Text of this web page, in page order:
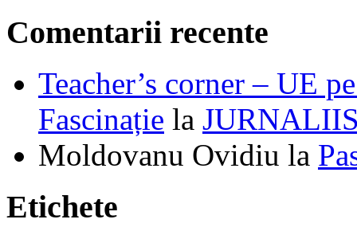
Comentarii recente
Teacher’s corner – UE
Fascinație la
Moldovanu Ovidiu la
Etichete